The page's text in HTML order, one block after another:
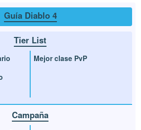
Guía Diablo 4
Tier List
Mejor clase PvP
Campaña